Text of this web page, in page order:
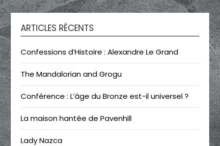
ARTICLES RÉCENTS
Confessions d’Histoire : Alexandre Le Grand
The Mandalorian and Grogu
Conférence : L’âge du Bronze est-il universel ?
La maison hantée de Pavenhill
Lady Nazca